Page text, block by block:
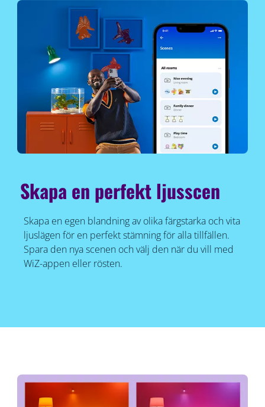
Skapa en perfekt ljusscen
Skapa en egen blandning av olika färgstarka och vita
ljuslägen för en perfekt stämning för alla tillfällen.
Spara den nya scenen och välj den när du vill med
WiZ-appen eller rösten.